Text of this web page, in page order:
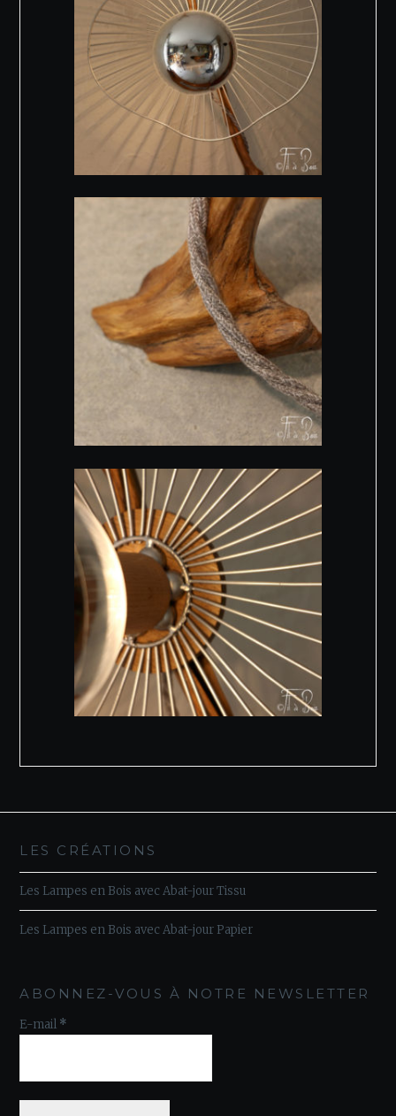
LES CRÉATIONS
Les Lampes en Bois avec Abat-jour Tissu
Les Lampes en Bois avec Abat-jour Papier
ABONNEZ-VOUS À NOTRE NEWSLETTER
E-mail *